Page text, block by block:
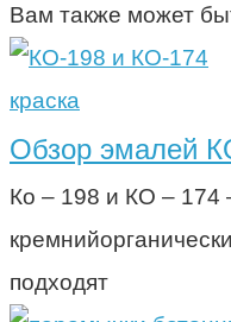
Вам также может
краска
Обзор эмалей
Ко – 198 и КО – 174
подходят